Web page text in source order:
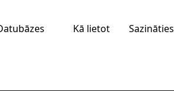
Kā lietot Sazināties